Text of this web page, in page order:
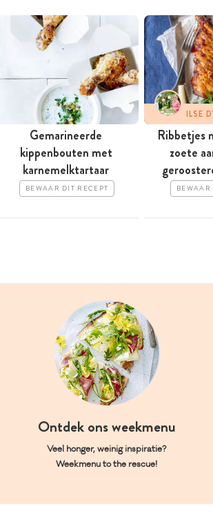
Gemarineerde
kippenbouten met
karnemelktartaar
BEWAAR DIT RECEPT
ILSE
Ribbetjes
zoete
BEWAAR
Ontdek ons weekmenu
Veel honger, weinig inspiratie?
Weekmenu to the rescue!